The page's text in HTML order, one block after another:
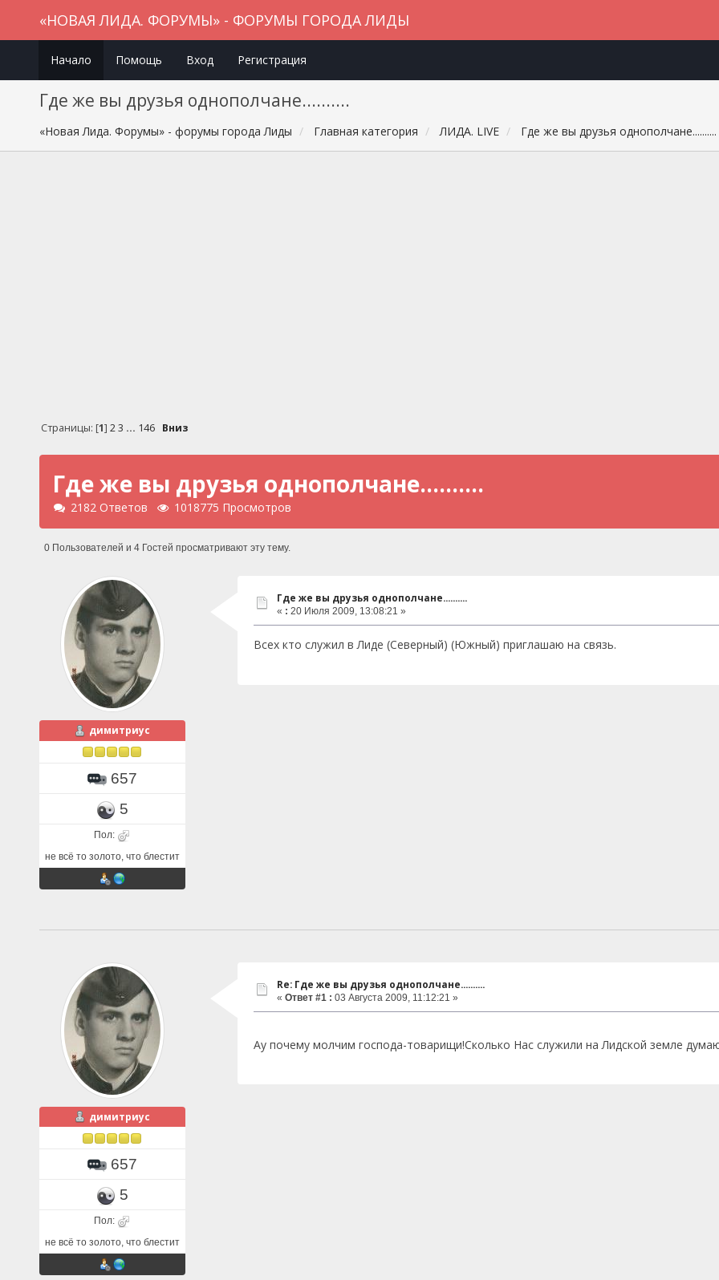
«НОВАЯ ЛИДА. ФОРУМЫ» - ФОРУМЫ ГОРОДА ЛИДЫ
Начало Помощь Вход Регистрация
Где же вы друзья однополчане..........
«Новая Лида. Форумы» - форумы города Лиды Главная категория ЛИДА. LIVE Где же вы друзья однополчане..........
Страницы: [1]23 ... 146 Вниз
Где же вы друзья однополчане..........
2182 Ответов 1018775 Просмотров
0 Пользователей и 4 Гостей просматривают эту тему.
димитриус
657
5
Пол:
не всё то золото, что блестит
Где же вы друзья однополчане..........
« : 20 Июля 2009, 13:08:21 »
Всех кто служил в Лиде (Северный) (Южный) приглашаю на связь.
димитриус
657
5
Пол:
не всё то золото, что блестит
Re: Где же вы друзья однополчане..........
«Ответ #1 : 03 Августа 2009, 11:12:21 »
Ау почему молчим господа-товарищи!Сколько Нас служили на Лидской земле